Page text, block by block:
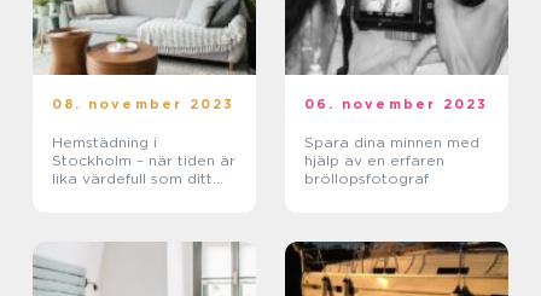
08. november 2023
Hemstädning i
Stockholm – när tiden är
lika värdefull som ditt
06. november 2023
Spara dina minnen med
hjälp av en erfaren
bröllopsfotograf